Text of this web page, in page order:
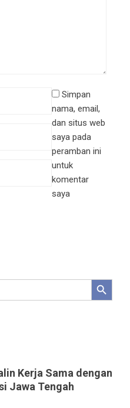
Simpan
nama, email,
dan situs web
saya pada
peramban ini
untuk
komentar
saya
Search Button
Kerja Sama dengan
Jawa Tengah